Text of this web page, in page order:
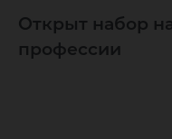
Открыт набор
профессии